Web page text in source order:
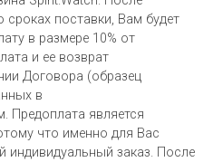
сроках поставки, Вам будет
в размере 10% от
и ее возврат
Договора (образец
в
Предоплата является
что именно для Вас
индивидуальный заказ. После